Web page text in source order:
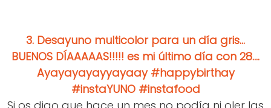
3. Desayuno multicolor para un día gris...
BUENOS DÍAAAAAS!!!!! es mi último día con 28....
Ayayayayayyayaay #happybirthay
#instaYUNO #instafood